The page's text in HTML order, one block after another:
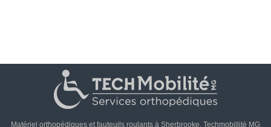
Matériel orthopédiques et fauteuils roulants à Sherbrooke. Techmobillité MG